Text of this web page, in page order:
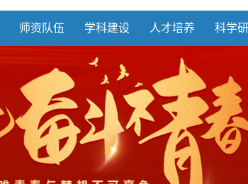
师资队伍 学科建设 人才培养 科学